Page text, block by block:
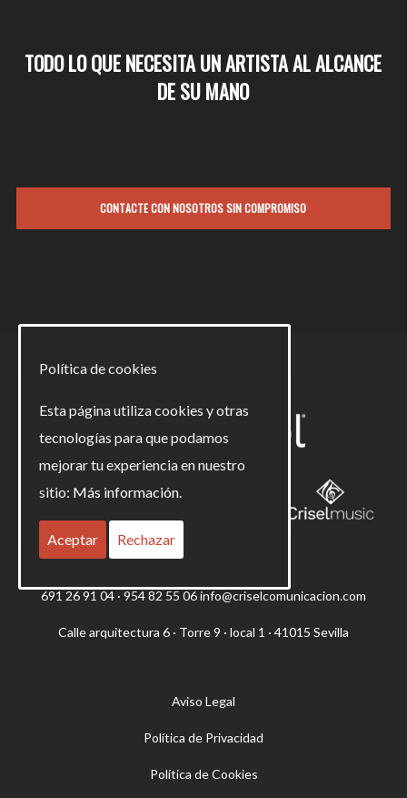
TODO LO QUE NECESITA UN ARTISTA AL ALCANCE
DE SU MANO
CONTACTE CON NOSOTROS SIN COMPROMISO
691 26 91 04 · 954 82 55 06 info@criselcomunicacion.com
Calle arquitectura 6 · Torre 9 · local 1 · 41015 Sevilla
Aviso Legal
Política de Privacidad
Política de Cookies
Política de cookies
Esta página utiliza cookies y otras
tecnologías para que podamos
mejorar tu experiencia en nuestro
sitio: Más información.
Aceptar Rechazar